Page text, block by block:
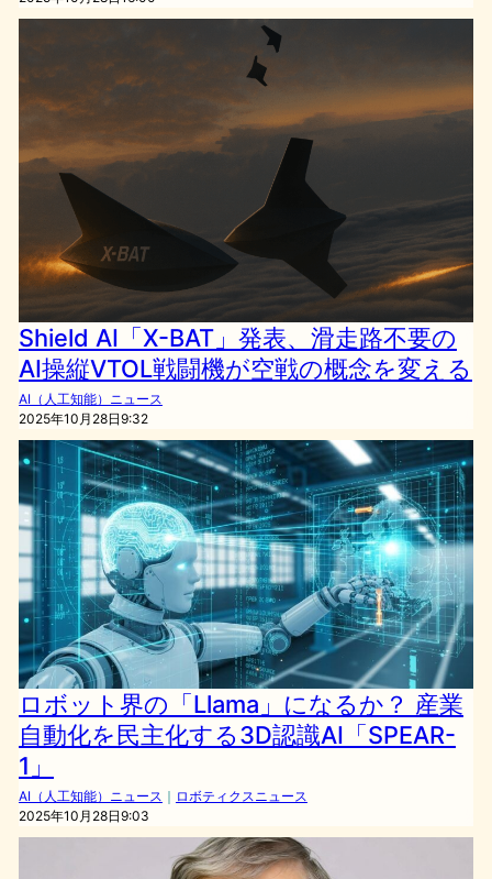
Shield AI「X-BAT」発表、滑走路不要の
AI操縦VTOL戦闘機が空戦の概念を変える
AI（人工知能）ニュース
2025年10月28日9:32
ロボット界の「Llama」になるか？ 産業
自動化を民主化する3D認識AI「SPEAR-
1」
AI（人工知能）ニュース ｜ ロボティクスニュース
2025年10月28日9:03